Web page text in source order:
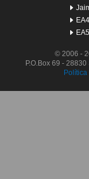
© 2006 -
P.O.Box 69 -